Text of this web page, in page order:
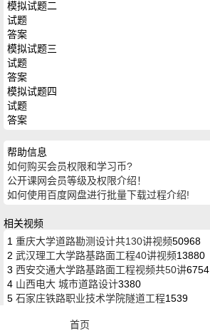
模拟试题二
试题
答案
模拟试题三
试题
答案
模拟试题四
试题
答案
帮助信息
如何购买会员权限和学习币?
公开课网会员等级及权限介绍！
如何使用百度网盘进行批量下载过程介绍!
相关视频
1 重庆大学道路勘测设计共130讲视频50968
2 武汉理工大学路基路面工程40讲视频13880
3 西安交通大学路基路面工程视频共50讲6754
4 山西电大 城市道路设计3380
5 石家庄铁路职业技术学院隧道工程1539
首页